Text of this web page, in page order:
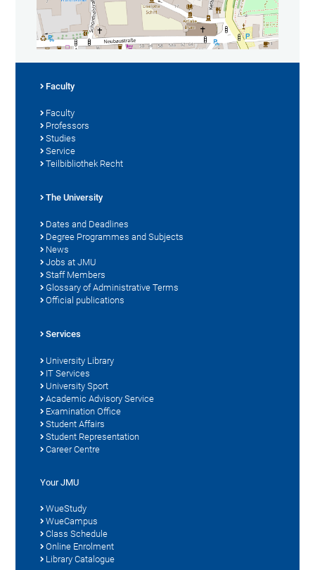
Faculty
Faculty
Professors
Studies
Service
Teilbibliothek Recht
The University
Dates and Deadlines
Degree Programmes and Subjects
News
Jobs at JMU
Staff Members
Glossary of Administrative Terms
Official publications
Services
University Library
IT Services
University Sport
Academic Advisory Service
Examination Office
Student Affairs
Student Representation
Career Centre
Your JMU
WueStudy
WueCampus
Class Schedule
Online Enrolment
Library Catalogue